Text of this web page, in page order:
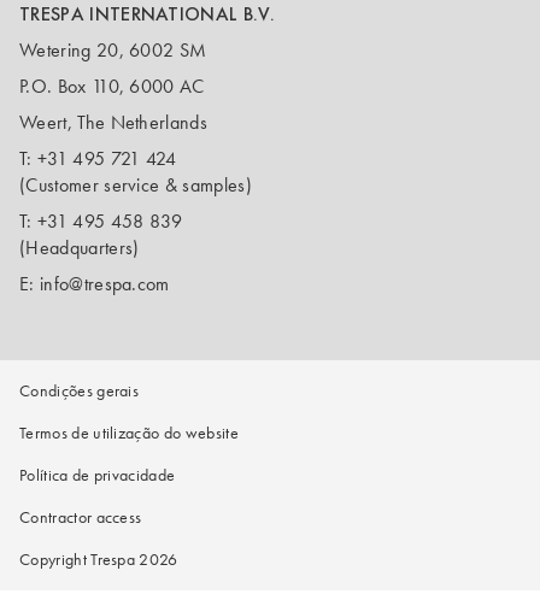
TRESPA INTERNATIONAL B.V.
Wetering 20, 6002 SM
P.O. Box 110, 6000 AC
Weert, The Netherlands
T: +31 495 721 424
(Customer service & samples)
T: +31 495 458 839
(Headquarters)
E: info@trespa.com
Condições gerais
Termos de utilização do website
Política de privacidade
Contractor access
Copyright Trespa 2026